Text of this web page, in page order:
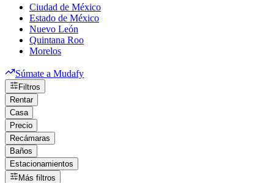
Ciudad de México
Estado de México
Nuevo León
Quintana Roo
Morelos
Súmate a Mudafy
Filtros
Rentar
Casa
Precio
Recámaras
Baños
Estacionamientos
Más filtros